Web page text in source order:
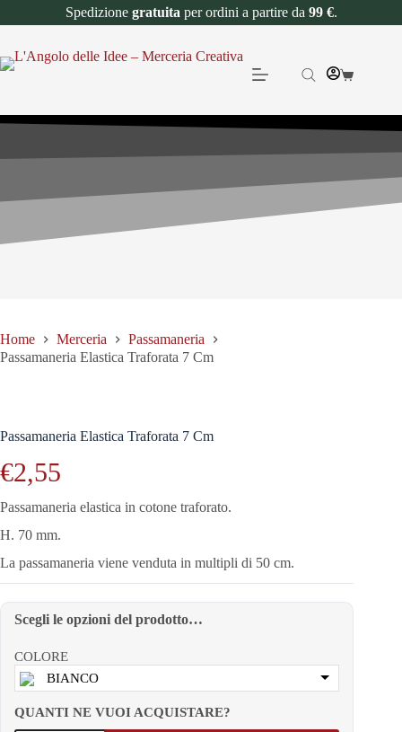
Spedizione gratuita per ordini a partire da 99 €.
Home Merceria
Passamaneria
Passamaneria Elastica Traforata 7 Cm
Passamaneria Elastica Traforata 7 Cm
€2,55
Passamaneria elastica in cotone traforato.
H. 70 mm.
La passamaneria viene venduta in multipli di 50 cm.
Scegli le opzioni del prodotto…
COLORE
BIANCO
QUANTI NE VUOI ACQUISTARE?